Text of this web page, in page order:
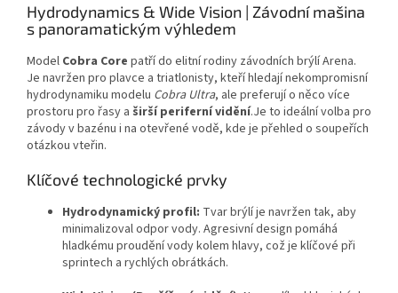
Hydrodynamics & Wide Vision | Závodní mašina
s panoramatickým výhledem
Model Cobra Core patří do elitní rodiny závodních brýlí Arena.
Je navržen pro plavce a triatlonisty, kteří hledají nekompromisní
hydrodynamiku modelu Cobra Ultra, ale preferují o něco více
prostoru pro řasy a širší periferní vidění.Je to ideální volba pro
závody v bazénu i na otevřené vodě, kde je přehled o soupeřích
otázkou vteřin.
Klíčové technologické prvky
Hydrodynamický profil: Tvar brýlí je navržen tak, aby
minimalizoval odpor vody. Agresivní design pomáhá
hladkému proudění vody kolem hlavy, což je klíčové při
sprintech a rychlých obrátkách.